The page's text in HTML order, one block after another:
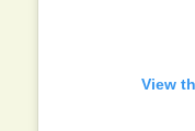
View